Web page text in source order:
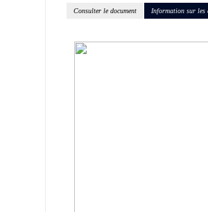
Consulter le document Information sur les